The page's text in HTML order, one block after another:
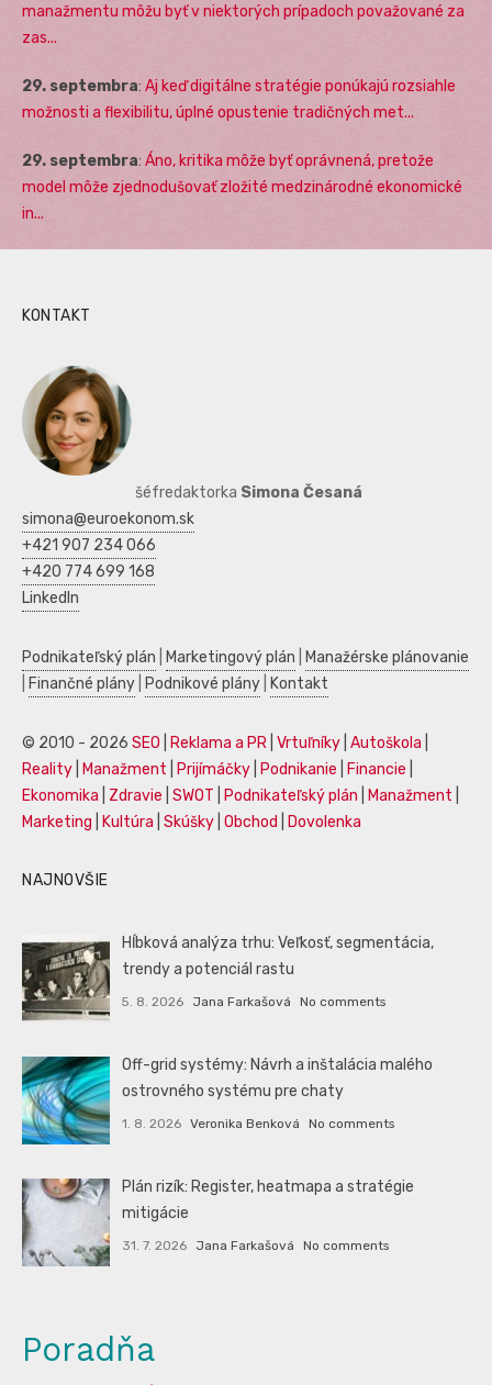
manažmentu môžu byť v niektorých prípadoch považované za
zas...
29. septembra: Aj keď digitálne stratégie ponúkajú rozsiahle
možnosti a flexibilitu, úplné opustenie tradičných met...
29. septembra: Áno, kritika môže byť oprávnená, pretože
model môže zjednodušovať zložité medzinárodné ekonomické
in...
KONTAKT
šéfredaktorka Simona Česaná
simona@euroekonom.sk
+421 907 234 066
+420 774 699 168
LinkedIn
Podnikateľský plán Marketingový plán
Manažérske plánovanie
Finančné plány Podnikové plány Kontakt
© 2010 - 2026 SEO Reklama a PR Vrtuľníky Autoškola
Reality
Manažment Prijímáčky Podnikanie Financie
Ekonomika
Zdravie SWOT Podnikateľský plán Manažment
Marketing
Kultúra Skúšky Obchod Dovolenka
NAJNOVŠIE
Hĺbková analýza trhu: Veľkosť, segmentácia,
trendy a potenciál rastu
5. 8. 2026 Jana Farkašová No comments
Off-grid systémy: Návrh a inštalácia malého
ostrovného systému pre chaty
1. 8. 2026 Veronika Benková No comments
Plán rizík: Register, heatmapa a stratégie
mitigácie
31. 7. 2026 Jana Farkašová No comments
Poradňa